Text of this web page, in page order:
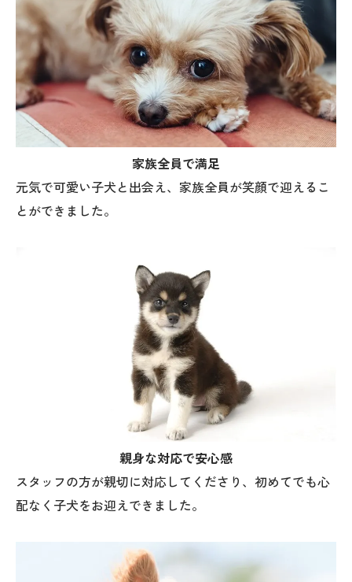
家族全員で満足
元気で可愛い子犬と出会え、家族全員が笑顔で迎えるこ
とができました。
親身な対応で安心感
スタッフの方が親切に対応してくださり、初めてでも心
配なく子犬をお迎えできました。